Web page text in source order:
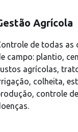
Agrícola
de todas as
campo: plantio,
agrícolas,
colheita,
controle